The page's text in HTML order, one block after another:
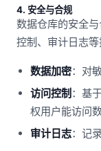
4. 安全与合规
数据仓库的安全
控制、审计日志等
数据加密：对
访问控制 ：基
权用户能访问数
审计日志：记